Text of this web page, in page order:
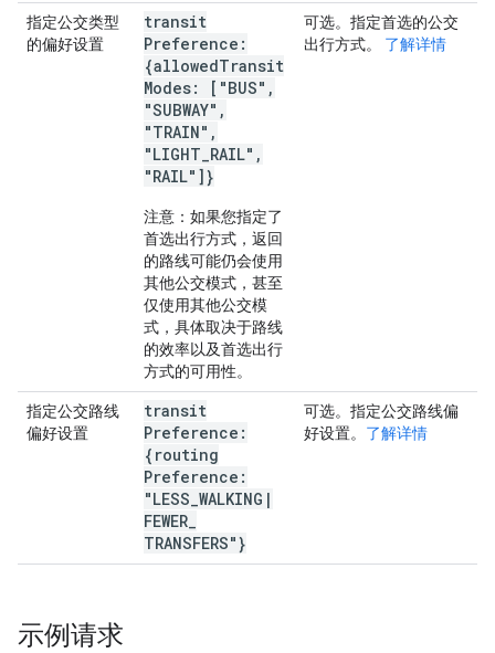
指定公交类型
的偏好设置
transit
Preference:
{allowedTransit
Modes: ["BUS" ,
"SUBWAY" ,
"TRAIN" ,
"LIGHT RAIL" ,
"RAIL"]}
注意：如果您指定了
首选出行方式，返回
的路线可能仍会使用
其他公交模式，甚至
仅使用其他公交模
式，具体取决于路线
的效率以及首选出行
方式的可用性。
可选。指定首选的公交
出行方式。 了解详情
指定公交路线
偏好设置
transit
Preference:
{routing
Preference:
"LESS WALKING |
FEWER
TRANSFERS"}
可选。指定公交路线偏
好设置。 了解详情
示例请求